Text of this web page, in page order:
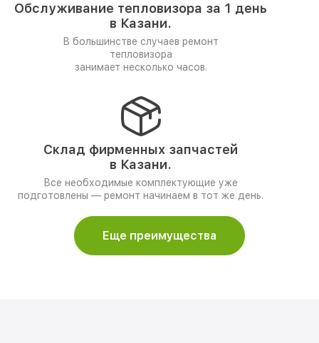
Обслуживание тепловизора за 1 день
в Казани.
В большинстве случаев ремонт
тепловизора
занимает несколько часов.
Склад фирменных запчастей
в Казани.
Все необходимые комплектующие уже
подготовлены — ремонт начинаем в тот же день.
Еще преимущества